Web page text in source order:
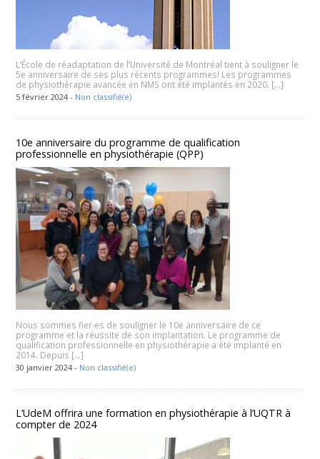
L’École de réadaptation de l’Université de Montréal tient à souligner le
5e anniversaire de ses plus récents programmes! Les programmes
de physiothérapie avancée en NMS ont été implantés en 2020. […]
5 février 2024 - Non classifié(e)
10e anniversaire du programme de qualification
professionnelle en physiothérapie (QPP)
Nous sommes fier∙es de souligner le 10e anniversaire de ce
programme et la réussite de son implantation. Le programme de
qualification professionnelle en physiothérapie a été implanté en
2014. Depuis […]
30 janvier 2024 - Non classifié(e)
L’UdeM offrira une formation en physiothérapie à l’UQTR à
compter de 2024